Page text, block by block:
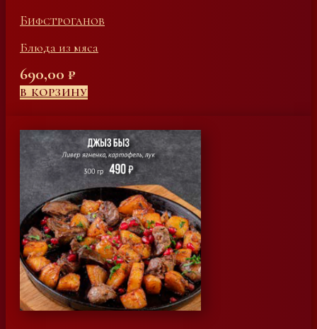
Бифстроганов
Блюда из мяса
690,00 ₽
В КОРЗИНУ